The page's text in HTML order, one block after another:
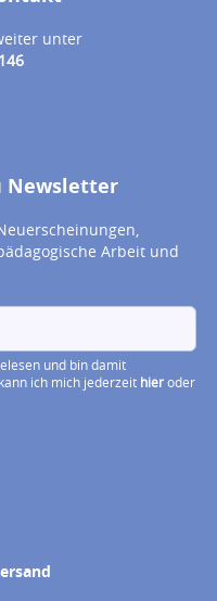
unter
Newsletter
Arbeit und
und bin damit
ich mich jederzeit hieroder